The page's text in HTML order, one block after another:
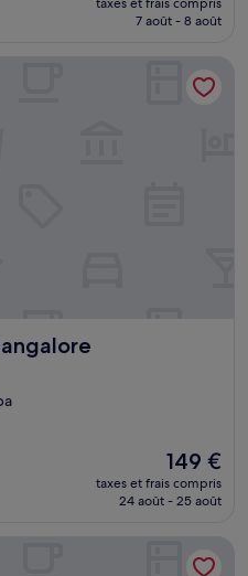
prix
24 €
7 août - 8 août
Le
nouveau
prix
de
149 €
149 €
taxes et frais compris
24 août - 25 août